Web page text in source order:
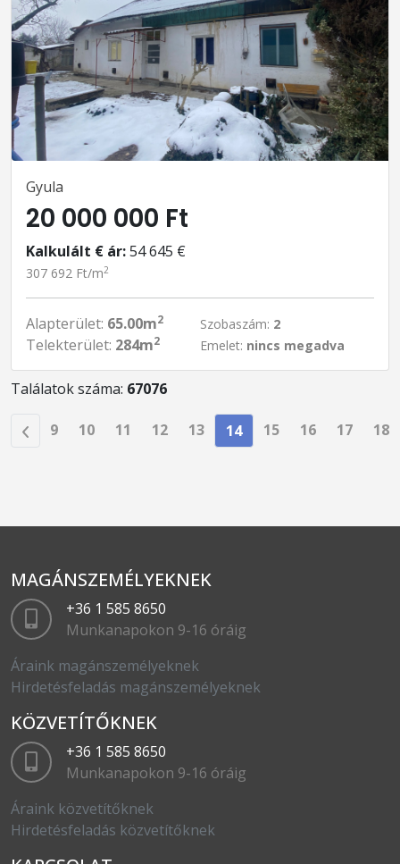
Gyula
20 000 000 Ft
Kalkulált € ár:54 645 €
307 692 Ft/m2
Alapterület: 65.00m2
Telekterület: 284m2
Szobaszám: 2
Emelet: nincs megadva
Találatok száma: 67076
9 10 11 12 13 14 15 16 17 18
MAGÁNSZEMÉLYEKNEK
+36 1 585 8650
Munkanapokon 9-16 óráig
Áraink magánszemélyeknek
Hirdetésfeladás magánszemélyeknek
KÖZVETÍTŐKNEK
+36 1 585 8650
Munkanapokon 9-16 óráig
Áraink közvetítőknek
Hirdetésfeladás közvetítőknek